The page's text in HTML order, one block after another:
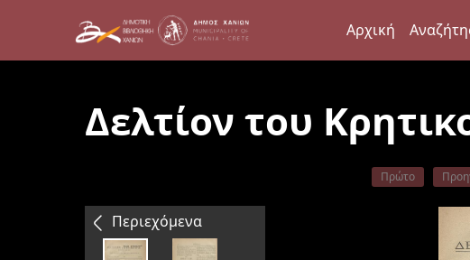
Αρχική
Δελτίον του
Περιεχόμενα
Πρώτο